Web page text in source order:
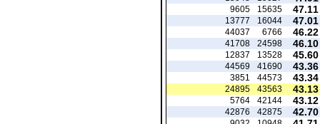
47.11
15635
9605
47.01
16044
13777
46.22
6766
44037
46.10
24598
41708
45.60
13528
12837
43.36
41690
44569
43.34
44573
3851
43.13
43563
24895
43.12
42144
5764
42.70
42875
42876